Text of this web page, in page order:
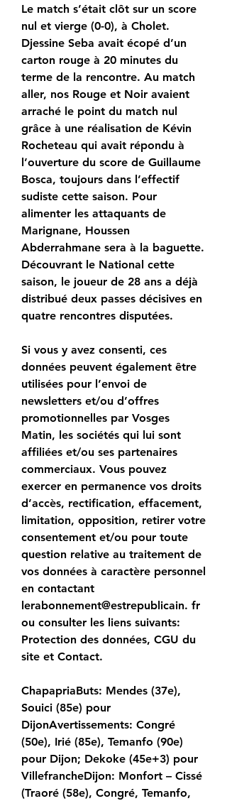
Le match s’était clôt sur un score
nul et vierge (0-0), à Cholet.
Djessine Seba avait écopé d’un
carton rouge à 20 minutes du
terme de la rencontre. Au match
aller, nos Rouge et Noir avaient
arraché le point du match nul
grâce à une réalisation de Kévin
Rocheteau qui avait répondu à
l’ouverture du score de Guillaume
Bosca, toujours dans l’effectif
sudiste cette saison. Pour
alimenter les attaquants de
Marignane, Houssen
Abderrahmane sera à la baguette.
Découvrant le National cette
saison, le joueur de 28 ans a déjà
distribué deux passes décisives en
quatre rencontres disputées.
Si vous y avez consenti, ces
données peuvent également être
utilisées pour l’envoi de
newsletters et/ou d’offres
promotionnelles par Vosges
Matin, les sociétés qui lui sont
affiliées et/ou ses partenaires
commerciaux. Vous pouvez
exercer en permanence vos droits
d’accès, rectification, effacement,
limitation, opposition, retirer votre
consentement et/ou pour toute
question relative au traitement de
vos données à caractère personnel
en contactant
lerabonnement@estrepublicain. fr
ou consulter les liens suivants:
Protection des données, CGU du
site et Contact.
ChapapriaButs: Mendes (37e),
Souici (85e) pour
DijonAvertissements: Congré
(50e), Irié (85e), Temanfo (90e)
pour Dijon; Dekoke (45e+3) pour
VillefrancheDijon: Monfort – Cissé
(Traoré (58e), Congré, Temanfo,